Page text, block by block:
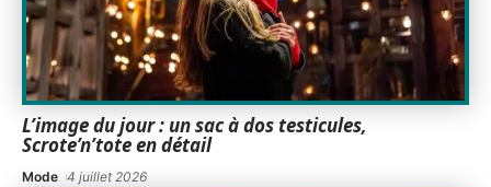
L’image du jour : un sac à dos testicules,
Scrote’n’tote en détail
Mode 4 juillet 2026